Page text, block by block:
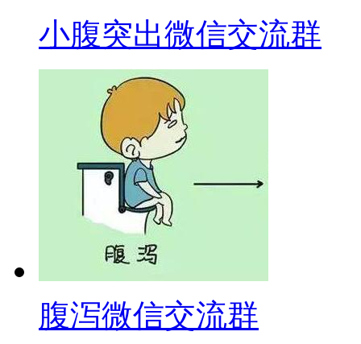
小腹突出微信交流群
腹泻微信交流群